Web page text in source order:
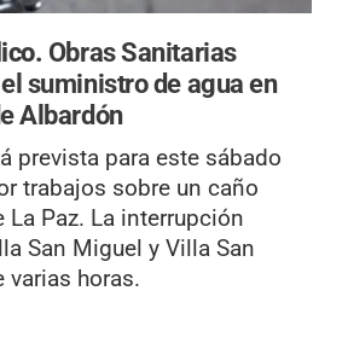
Obras Sanitarias
suministro de agua en
Albardón
prevista para este sábado
trabajos sobre un caño
La Paz. La interrupción
San Miguel y Villa San
varias horas.